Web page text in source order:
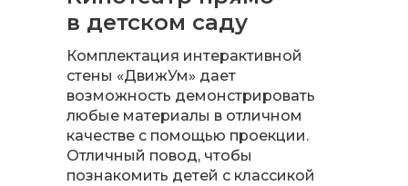
в детском саду
Комплектация интерактивной
стены «ДвижУм» дает
возможность демонстрировать
любые материалы в отличном
качестве с помощью проекции.
Отличный повод, чтобы
познакомить детей с классикой